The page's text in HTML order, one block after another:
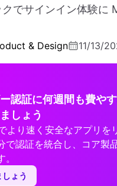
でサインイン体験に
& Design 11/13/
認証に何週間も費や
しょう
より速く安全なアプリを
で認証を統合し、コア製
ょう